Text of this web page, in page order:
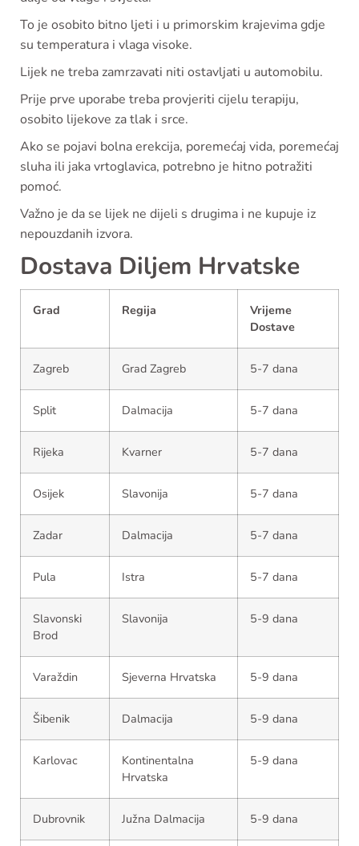
To je osobito bitno ljeti i u primorskim krajevima gdje
su temperatura i vlaga visoke.
Lijek ne treba zamrzavati niti ostavljati u automobilu.
Prije prve uporabe treba provjeriti cijelu terapiju,
osobito lijekove za tlak i srce.
Ako se pojavi bolna erekcija, poremećaj vida, poremećaj
sluha ili jaka vrtoglavica, potrebno je hitno potražiti
pomoć.
Važno je da se lijek ne dijeli s drugima i ne kupuje iz
nepouzdanih izvora.
Dostava Diljem Hrvatske
Grad Regija
Vrijeme
Dostave
Zagreb Grad Zagreb 5-7 dana
Split Dalmacija 5-7 dana
Rijeka Kvarner 5-7 dana
Osijek Slavonija 5-7 dana
Zadar Dalmacija 5-7 dana
Pula Istra 5-7 dana
Slavonski
Brod
Slavonija 5-9 dana
Varaždin Sjeverna Hrvatska 5-9 dana
Šibenik Dalmacija 5-9 dana
Karlovac
Kontinentalna
Hrvatska
5-9 dana
Dubrovnik Južna Dalmacija 5-9 dana